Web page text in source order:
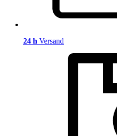
24 h Versand